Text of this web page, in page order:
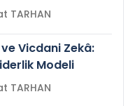
Prof.Dr. Nevzat TARHAN
Vicdani Zekâ:
Modeli
Prof.Dr. Nevzat TARHAN